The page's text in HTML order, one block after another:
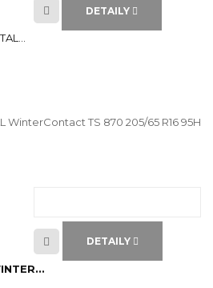
DETAILY
WinterContact TS 870 205/65 R16 95H
DETAILY